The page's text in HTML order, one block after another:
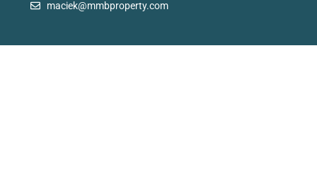
maciek@mmbproperty.com